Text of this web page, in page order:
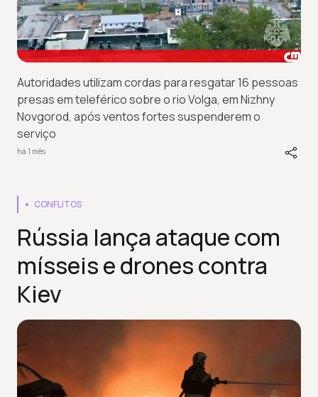
Autoridades utilizam cordas para resgatar 16 pessoas
presas em teleférico sobre o rio Volga, em Nizhny
Novgorod, após ventos fortes suspenderem o
serviço
há 1 mês
CONFLITOS
Rússia lança ataque com
mísseis e drones contra
Kiev